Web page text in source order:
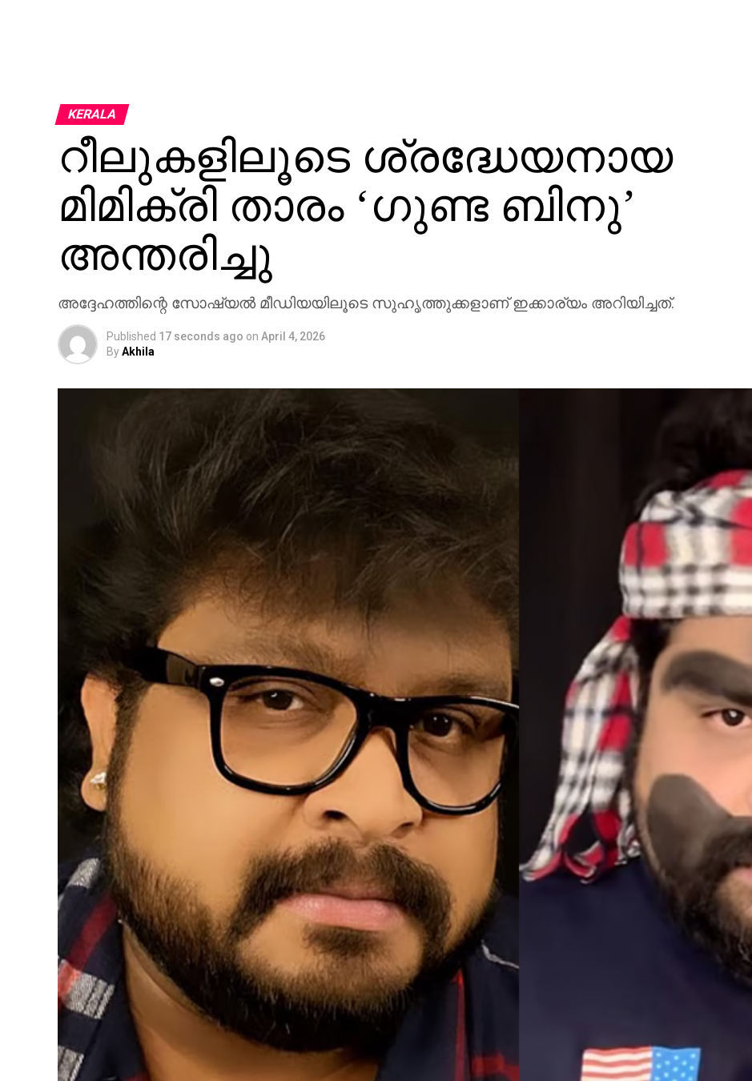
KERALA
റീലുകളിലൂടെ ശ്രദ്ധേയനായ
മിമിക്രി താരം ‘ഗുണ്ട ബിനു’
അന്തരിച്ചു
അദ്ദേഹത്തിന്റെ സോഷ്യല്‍ മീഡിയയിലൂടെ സുഹൃത്തുക്കളാണ് ഇക്കാര്യം അറിയിച്ചത്.
Published 17 seconds ago on April 4, 2026
ByAkhila